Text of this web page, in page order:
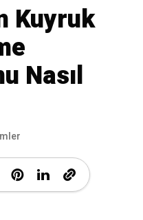
Kuyruk
Nasıl